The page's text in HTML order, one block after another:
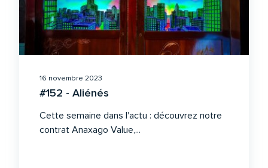
16 novembre 2023
#152 - Aliénés
Cette semaine dans l'actu : découvrez notre
contrat Anaxago Value,...